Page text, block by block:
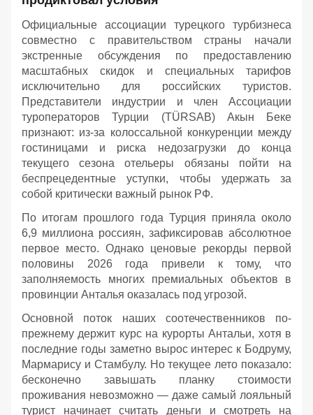
Официальные ассоциации турецкого турбизнеса
совместно с правительством страны начали
экстренные обсуждения по предоставлению
масштабных скидок и специальных тарифов
исключительно для российских туристов.
Представители индустрии и член Ассоциации
туроператоров Турции (TÜRSAB) Акын Беке
признают: из-за колоссальной конкуренции между
гостиницами и риска недозагрузки до конца
текущего сезона отельеры обязаны пойти на
беспрецедентные уступки, чтобы удержать за
собой критически важный рынок РФ.
По итогам прошлого года Турция приняла около
6,9 миллиона россиян, зафиксировав абсолютное
первое место. Однако ценовые рекорды первой
половины 2026 года привели к тому, что
заполняемость многих премиальных объектов в
провинции Анталья оказалась под угрозой.
Основной поток наших соотечественников по-
прежнему держит курс на курорты Антальи, хотя в
последние годы заметно вырос интерес к Бодруму,
Мармарису и Стамбулу. Но текущее лето показало:
бесконечно завышать планку стоимости
проживания невозможно — даже самый лояльный
турист начинает считать деньги и смотреть на